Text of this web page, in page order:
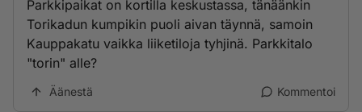
Parkkipaikat on kortilla keskustassa, tänäänkin
Torikadun kumpikin puoli aivan täynnä, samoin
Kauppakatu vaikka liiketiloja tyhjinä. Parkkitalo
"torin" alle?
Äänestä Kommentoi